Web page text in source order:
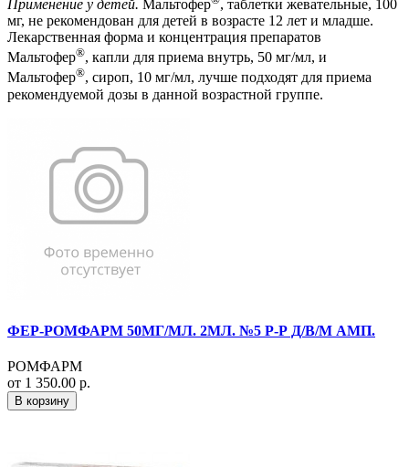
Применение у детей. Мальтофер
, таблетки жевательные, 100
мг, не рекомендован для детей в возрасте 12 лет и младше.
Лекарственная форма и концентрация препаратов
Мальтофер®, капли для приема внутрь, 50 мг/мл, и
Мальтофер®, сироп, 10 мг/мл, лучше подходят для приема
рекомендуемой дозы в данной возрастной группе.
ФЕР-РОМФАРМ 50МГ/МЛ. 2МЛ. №5 Р-Р Д/В/М АМП.
РОМФАРМ
от 1 350.00 р.
В корзину